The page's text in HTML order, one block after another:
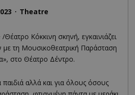
Theatre
Κόκκινη σκηνή, εγκαινιάζει
με τη Μουσικοθεατρική Παράσταση
στο Θέατρο Δέντρο.
αλλά και για όλους όσους